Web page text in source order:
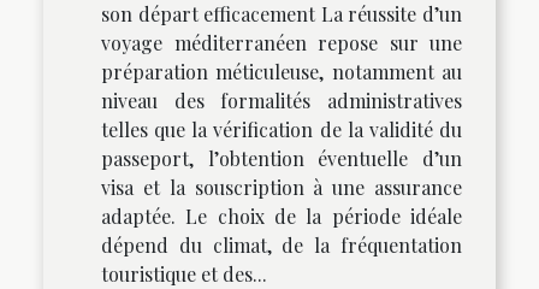
son départ efficacement La réussite d’un
voyage méditerranéen repose sur une
préparation méticuleuse, notamment au
niveau des formalités administratives
telles que la vérification de la validité du
passeport, l’obtention éventuelle d’un
visa et la souscription à une assurance
adaptée. Le choix de la période idéale
dépend du climat, de la fréquentation
touristique et des...